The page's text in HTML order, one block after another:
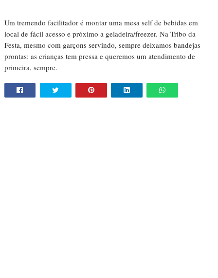
Um tremendo facilitador é montar uma mesa self de bebidas em
local de fácil acesso e próximo a geladeira/freezer. Na Tribo da
Festa, mesmo com garçons servindo, sempre deixamos bandejas
prontas: as crianças tem pressa e queremos um atendimento de
primeira, sempre.